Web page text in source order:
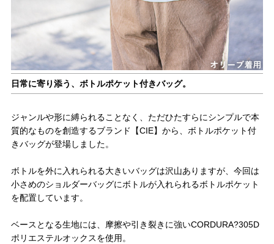
日常に寄り添う、ボトルポケット付きバッグ。
ジャンルや形に縛られることなく、ただひたすらにシンプルで本
質的なものを創造するブランド【CIE】から、ボトルポケット付
きバッグが登場しました。
ボトルを外に入れられる大きいバッグは沢山ありますが、今回は
小さめのショルダーバッグにボトルが入れられるボトルポケット
を配置しています。
ベースとなる生地には、摩擦や引き裂きに強いCORDURA?305D
ポリエステルオックスを使用。